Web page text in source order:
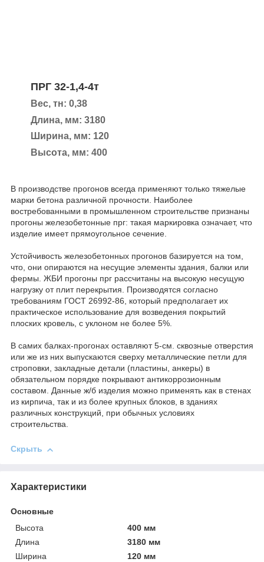
ПРГ 32-1,4-4т
Вес, тн: 0,38
Длина, мм: 3180
Ширина, мм: 120
Высота, мм: 400
В производстве прогонов всегда применяют только тяжелые
марки бетона различной прочности. Наиболее
востребованными в промышленном строительстве признаны
прогоны железобетонные прг: такая маркировка означает, что
изделие имеет прямоугольное сечение.
Устойчивость железобетонных прогонов базируется на том,
что, они опираются на несущие элементы здания, балки или
фермы. ЖБИ прогоны прг рассчитаны на высокую несущую
нагрузку от плит перекрытия. Производятся согласно
требованиям ГОСТ 26992-86, который предполагает их
практическое использование для возведения покрытий
плоских кровель, с уклоном не более 5%.
В самих балках-прогонах оставляют 5-см. сквозные отверстия
или же из них выпускаются сверху металлические петли для
строповки, закладные детали (пластины, анкеры) в
обязательном порядке покрывают антикоррозионным
составом. Данные ж/б изделия можно применять как в стенах
из кирпича, так и из более крупных блоков, в зданиях
различных конструкций, при обычных условиях
строительства.
Скрыть
Характеристики
Основные
Высота
400 мм
Длина
3180 мм
Ширина
120 мм